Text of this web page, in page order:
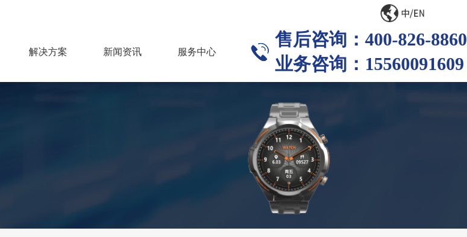
解决方案 新闻资讯 服务中心
售后咨询：400-826-8860
业务咨询：15560091609